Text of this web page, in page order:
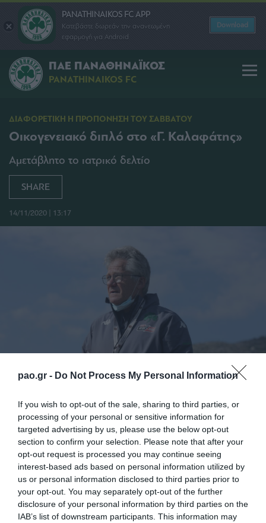
pao.gr - Do Not Process My Personal Information
If you wish to opt-out of the sale, sharing to third parties, or
processing of your personal or sensitive information for
targeted advertising by us, please use the below opt-out
section to confirm your selection. Please note that after your
opt-out request is processed you may continue seeing
interest-based ads based on personal information utilized by
us or personal information disclosed to third parties prior to
your opt-out. You may separately opt-out of the further
disclosure of your personal information by third parties on the
IAB’s list of downstream participants. This information may
PANATHINAIKOS FC APP
Κατεβάστε δωρεάν την ανανεωμένη
εφαρμογή για Android
Download
ΠΑΕ ΠΑΝΑΘΗΝΑΪΚΟΣ
PANATHINAIKOS FC
ΔΙΑΦΟΡΕΤΙΚΗ Η ΠΡΟΠΟΝΗΣΗ ΤΟΥ ΣΑΒΒΑΤΟΥ
Οικογενειακό διπλό στο «Γ. Καλαφάτης»
Αμετάβλητο το ιατρικό δελτίο
SHARE
14/11/2020 | 13:17
Μέρα για οικογενειακό διπλό ήταν το Σάββατο για
τους ποδοσφαιριστές του Παναθηναϊκού. Ο Λάζλο
Μπόλονι θέλησε να δει… εσωτερική κόντρα και έτσι
μετά την προθέρμανση, σχηματίστηκαν δύο ομάδες
που έπαιξαν παιχνίδι σε όλο το γήπεδο. Στο παιχνίδι
συμμετείχαν και οι Τουρκοχωρίτης, Ρόμπι, Μ.